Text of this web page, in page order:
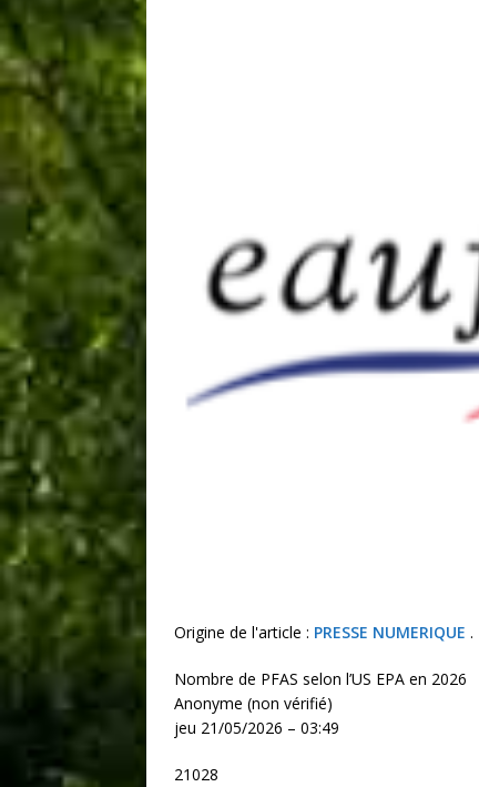
Origine de l'article : PRESSE NUMERIQUE .
Nombre de PFAS selon l’US EPA en 2026
Anonyme (non vérifié)
jeu 21/05/2026 – 03:49
21028